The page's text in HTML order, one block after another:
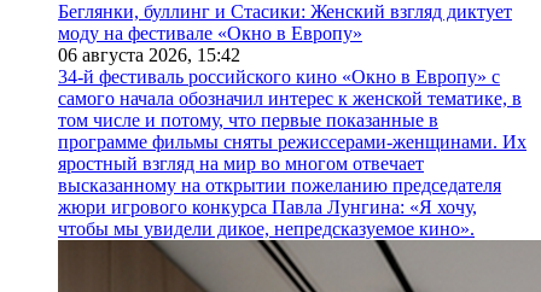
Беглянки, буллинг и Стасики: Женский взгляд диктует
моду на фестивале «Окно в Европу»
06 августа 2026, 15:42
34-й фестиваль российского кино «Окно в Европу» с
самого начала обозначил интерес к женской тематике, в
том числе и потому, что первые показанные в
программе фильмы сняты режиссерами-женщинами. Их
яростный взгляд на мир во многом отвечает
высказанному на открытии пожеланию председателя
жюри игрового конкурса Павла Лунгина: «Я хочу,
чтобы мы увидели дикое, непредсказуемое кино».